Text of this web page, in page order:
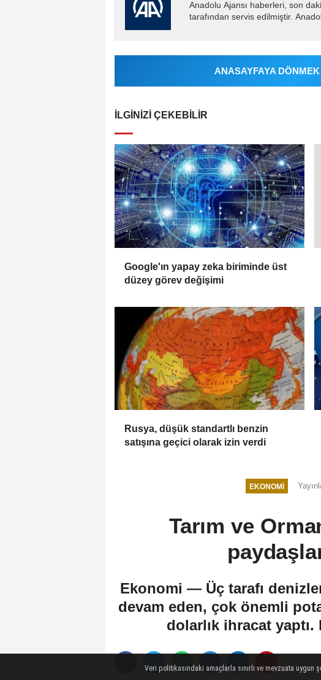
Anadolu Ajansı haberleri, son
tarafından servis edilmiştir.
ANASAYFAYA
İLGINIZI ÇEKEBILIR
Google'ın yapay zeka biriminde üst
düzey görev değişimi
Rusya, düşük standartlı benzin
satışına geçici olarak izin verdi
EKONOMI
Tarım ve
Ekonomi — Üç tarafı
devam eden, çok önemli
dolarlık ihracat
Veri politikasındaki amaçlarla sınırlı ve mevzuata uygun